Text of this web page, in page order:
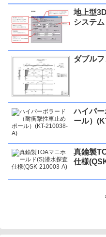
地上型
システム
ダブル
ハイパ
ール）
真鍮製
仕様